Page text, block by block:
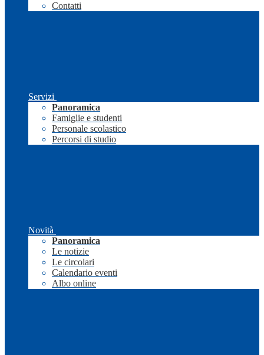
Contatti
Servizi
Panoramica
Famiglie e studenti
Personale scolastico
Percorsi di studio
Novità
Panoramica
Le notizie
Le circolari
Calendario eventi
Albo online